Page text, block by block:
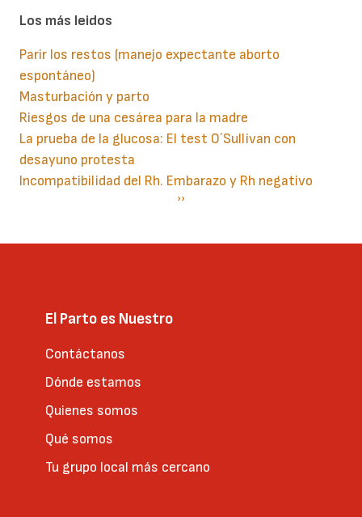
Los más leidos
Parir los restos (manejo expectante aborto
espontáneo)
Masturbación y parto
Riesgos de una cesárea para la madre
La prueba de la glucosa: El test O´Sullivan con
desayuno protesta
Incompatibilidad del Rh. Embarazo y Rh negativo
Siguiente
››
El Parto es Nuestro
Contáctanos
Dónde estamos
Quienes somos
Qué somos
Tu grupo local más cercano